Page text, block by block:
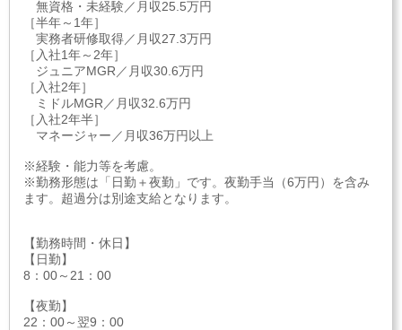
無資格・未経験／月収25.5万円
［半年～1年］
実務者研修取得／月収27.3万円
［入社1年～2年］
ジュニアMGR／月収30.6万円
［入社2年］
ミドルMGR／月収32.6万円
［入社2年半］
マネージャー／月収36万円以上
※経験・能力等を考慮。
※勤務形態は「日勤＋夜勤」です。夜勤手当（6万円）を含み
ます。超過分は別途支給となります。
【勤務時間・休日】
【日勤】
8：00～21：00
【夜勤】
22：00～翌9：00